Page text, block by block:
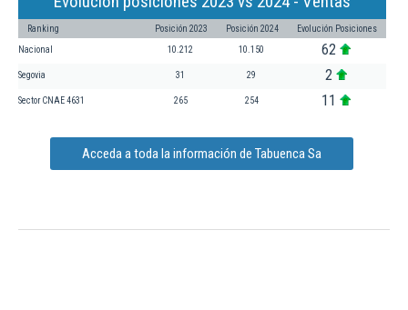
Ranking Posición 2023 Posición 2024 Evolución Posiciones
Nacional 10.212 10.150 62
Segovia 31 29 2
Sector CNAE 4631 265 254 11
Acceda a toda la información de Tabuenca Sa